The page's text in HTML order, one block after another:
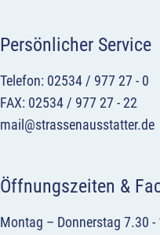
Persönlicher Service
Telefon: 02534 / 977 27 - 0
FAX: 02534 / 977 27 - 22
mail@strassenausstatter.de
Öffnungszeiten &
Montag – Donnerstag 7.30 -